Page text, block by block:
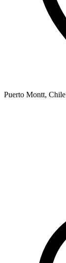
Puerto Montt, Chile